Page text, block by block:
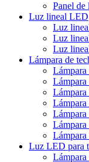
Panel
Luz lineal LED
Luz
Luz
Luz
Lámpara de
Lámpara
Lámpara
Lámpara
Luz LED para
Lámpara